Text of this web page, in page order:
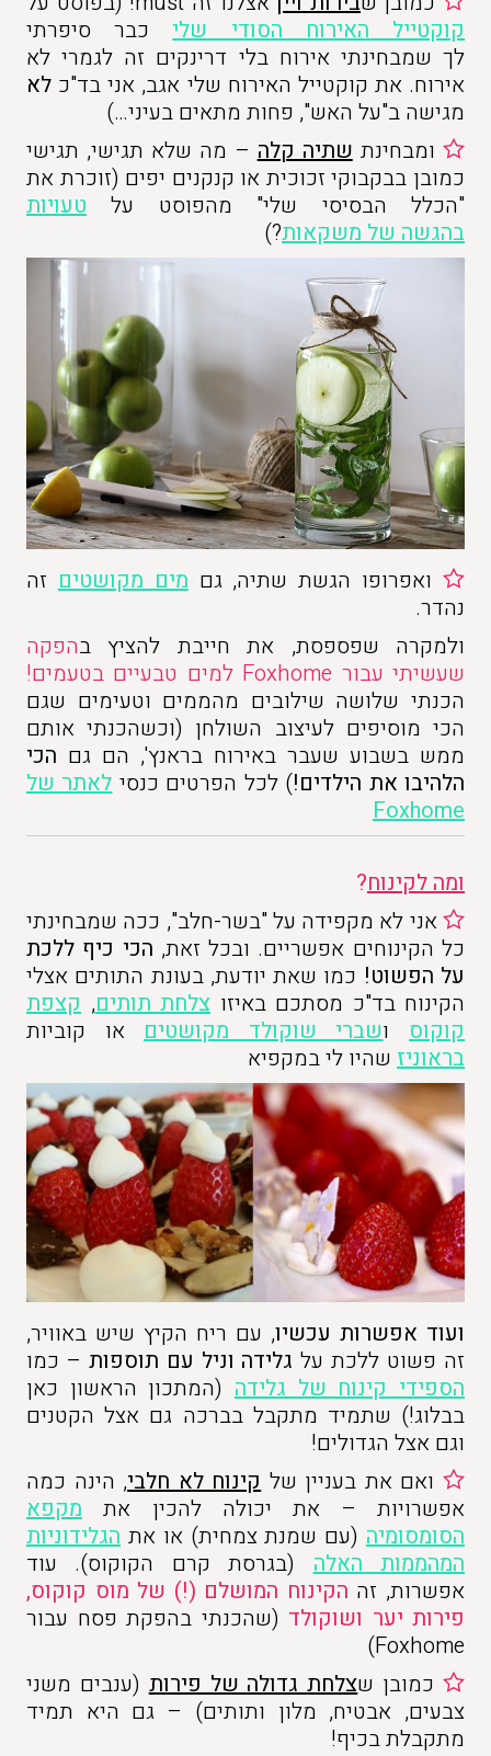
קוקטייל האירוח הסודי שלי כבר סיפרתי
לך שמבחינתי אירוח בלי דרינקים זה לגמרי לא
אירוח. את קוקטייל האירוח שלי אגב, אני בד"כ לא
מגישה ב"על האש", פחות מתאים בעיני…)
ומבחינת שתיה קלה – מה שלא תגישי, תגישי
כמובן בבקבוקי זכוכית או קנקנים יפים (זוכרת את
"הכלל הבסיסי שלי" מהפוסט על טעויות
בהגשה של משקאות?)
ואפרופו הגשת שתיה, גם מים מקושטים זה
נהדר.
ולמקרה שפספסת, את חייבת להציץ בהפקה
שעשיתי עבור Foxhome למים טבעיים בטעמים!
הכנתי שלושה שילובים מהממים וטעימים שגם
הכי מוסיפים לעיצוב השולחן (וכשהכנתי אותם
ממש בשבוע שעבר באירוח בראנץ', הם גם הכי
הלהיבו את הילדים!) לכל הפרטים כנסי לאתר של
Foxhome
ומה לקינוח?
אני לא מקפידה על "בשר-חלב", ככה שמבחינתי
כל הקינוחים אפשריים. ובכל זאת, הכי כיף ללכת
על הפשוט! כמו שאת יודעת, בעונת התותים אצלי
הקינוח בד"כ מסתכם באיזו צלחת תותים, קצפת
קוקוס ושברי שוקולד מקושטים או קוביות
בראוניז שהיו לי במקפיא
ועוד אפשרות עכשיו, עם ריח הקיץ שיש באוויר,
זה פשוט ללכת על גלידה וניל עם תוספות – כמו
הספידי קינוח של גלידה (המתכון הראשון כאן
בבלוג!) שתמיד מתקבל בברכה גם אצל הקטנים
וגם אצל הגדולים!
ואם את בעניין של קינוח לא חלבי, הינה כמה
אפשרויות – את יכולה להכין את מקפא
הסומסומיה (עם שמנת צמחית) או את הגלידוניות
המהממות האלה (בגרסת קרם הקוקוס). עוד
אפשרות, זה הקינוח המושלם (!) של מוס קוקוס,
פירות יער ושוקולד (שהכנתי בהפקת פסח עבור
Foxhome)
כמובן שצלחת גדולה של פירות (ענבים משני
צבעים, אבטיח, מלון ותותים) – גם היא תמיד
מתקבלת בכיף!